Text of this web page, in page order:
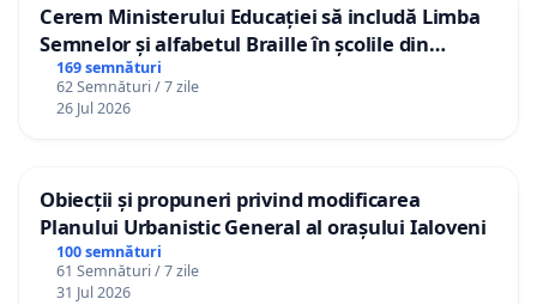
Cerem Ministerului Educației să includă Limba
Semnelor și alfabetul Braille în școlile din
Republica Moldova!
169 semnături
62 Semnături / 7 zile
26 Jul 2026
Obiecții și propuneri privind modificarea
Planului Urbanistic General al orașului Ialoveni
100 semnături
61 Semnături / 7 zile
31 Jul 2026